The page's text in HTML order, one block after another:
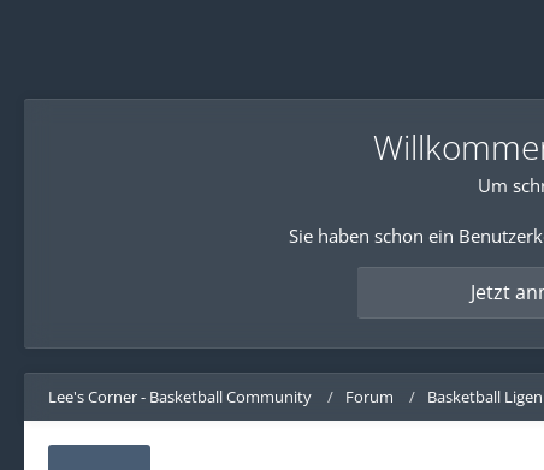
Um
Sie haben schon ein
Jetzt
Lee's Corner - Basketball Community Forum Basketball Ligen